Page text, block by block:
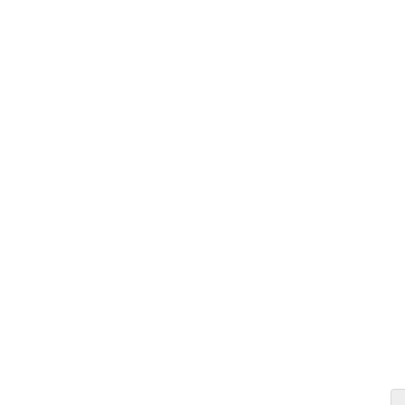
Neue
Forscher
Kann
Eine